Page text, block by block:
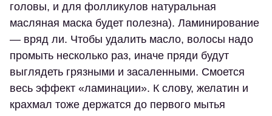
головы, и для фолликулов натуральная
масляная маска будет полезна). Ламинирование
— вряд ли. Чтобы удалить масло, волосы надо
промыть несколько раз, иначе пряди будут
выглядеть грязными и засаленными. Смоется
весь эффект «ламинации». К слову, желатин и
крахмал тоже держатся до первого мытья